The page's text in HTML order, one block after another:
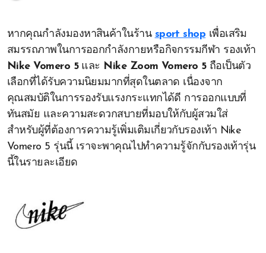
หากคุณกำลังมองหาสินค้าในร้าน sport shop เพื่อเสริม
สมรรถภาพในการออกกำลังกายหรือกิจกรรมกีฬา รองเท้า
Nike Vomero 5และ Nike Zoom Vomero 5ถือเป็นตัว
เลือกที่ได้รับความนิยมมากที่สุดในตลาด เนื่องจาก
คุณสมบัติในการรองรับแรงกระแทกได้ดี การออกแบบที่
ทันสมัย และความสะดวกสบายที่มอบให้กับผู้สวมใส่
สำหรับผู้ที่ต้องการความรู้เพิ่มเติมเกี่ยวกับรองเท้า Nike
Vomero 5 รุ่นนี้ เราจะพาคุณไปทำความรู้จักกับรองเท้ารุ่น
นี้ในรายละเอียด